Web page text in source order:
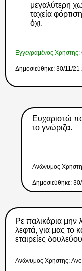
μεγαλύτερη
ταχεία
όχι.
Εγγεγραμένος Χρήστης:
Δημοσιεύθηκε: 30/11/21
Ευχαριστώ
το γνώριζα.
Ανώνυμος
Δημοσιεύθηκε:
Ρε παλικάρια μην
λεφτά, για μας το
εταιρείες
Ανώνυμος Xρήστης: